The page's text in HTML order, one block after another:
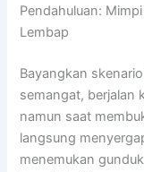
Pendahuluan:
Lembap
Bayangkan
semangat, berjalan
namun saat
langsung
menemukan